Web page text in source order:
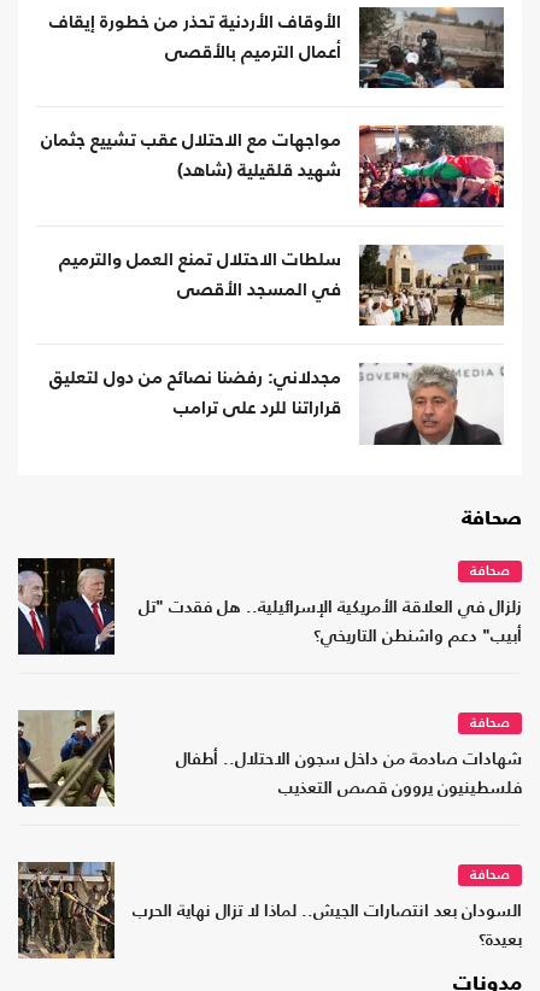
الأوقاف الأردنية تحذر من خطورة إيقاف
أعمال الترميم بالأقصى
مواجهات مع الاحتلال عقب تشييع جثمان
شهيد قلقيلية (شاهد)
سلطات الاحتلال تمنع العمل والترميم
في المسجد الأقصى
مجدلاني: رفضنا نصائح من دول لتعليق
قراراتنا للرد على ترامب
صحافة
صحافة
زلزال في العلاقة الأمريكية الإسرائيلية.. هل فقدت "تل
أبيب" دعم واشنطن التاريخي؟
صحافة
شهادات صادمة من داخل سجون الاحتلال.. أطفال
فلسطينيون يروون قصص التعذيب
صحافة
السودان بعد انتصارات الجيش.. لماذا لا تزال نهاية الحرب
بعيدة؟
مدونات